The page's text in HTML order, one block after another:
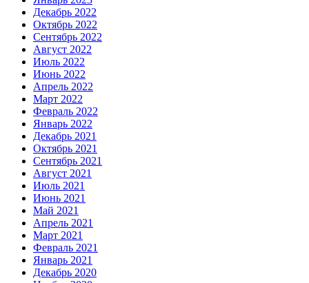
Декабрь 2022
Октябрь 2022
Сентябрь 2022
Август 2022
Июль 2022
Июнь 2022
Апрель 2022
Март 2022
Февраль 2022
Январь 2022
Декабрь 2021
Октябрь 2021
Сентябрь 2021
Август 2021
Июль 2021
Июнь 2021
Май 2021
Апрель 2021
Март 2021
Февраль 2021
Январь 2021
Декабрь 2020